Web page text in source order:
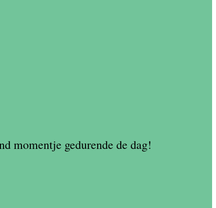
momentje gedurende de dag!